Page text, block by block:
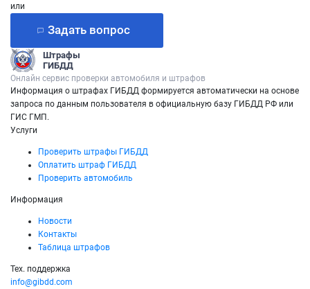
или
Задать вопрос
Штрафы
ГИБДД
Онлайн сервис проверки автомобиля и штрафов
Информация о штрафах ГИБДД формируется автоматически на основе
запроса по данным пользователя в официальную базу ГИБДД РФ или
ГИС ГМП.
Услуги
Проверить штрафы ГИБДД
Оплатить штраф ГИБДД
Проверить автомобиль
Информация
Новости
Контакты
Таблица штрафов
Тех. поддержка
info@gibdd.com